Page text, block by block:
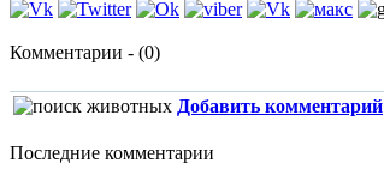
Комментарии - (0)
Добавить комментарий
Последние комментарии